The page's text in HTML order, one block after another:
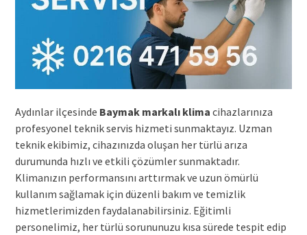
Aydınlar ilçesinde Baymak markalı klima cihazlarınıza
profesyonel teknik servis hizmeti sunmaktayız. Uzman
teknik ekibimiz, cihazınızda oluşan her türlü arıza
durumunda hızlı ve etkili çözümler sunmaktadır.
Klimanızın performansını arttırmak ve uzun ömürlü
kullanım sağlamak için düzenli bakım ve temizlik
hizmetlerimizden faydalanabilirsiniz. Eğitimli
personelimiz, her türlü sorununuzu kısa sürede tespit edip